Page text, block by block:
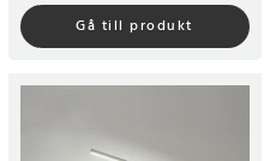
Gå till produkt